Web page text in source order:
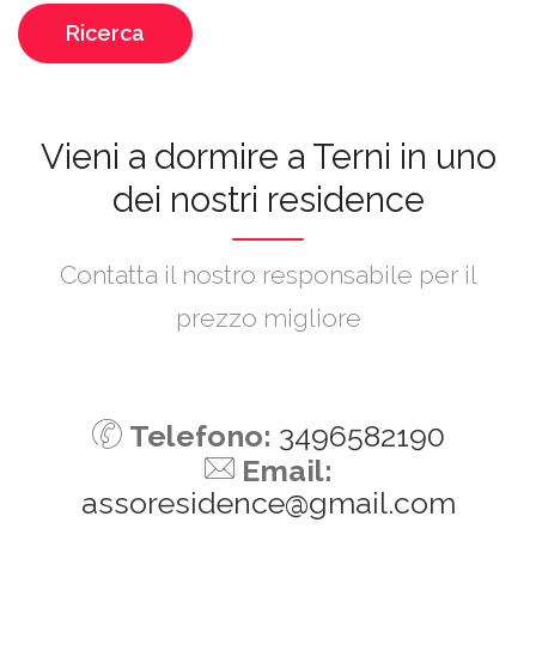
Ricerca
Vieni a dormire a Terni in uno
dei nostri residence
Contatta il nostro responsabile per il
prezzo migliore
Telefono: 3496582190
Email:
assoresidence@gmail.com